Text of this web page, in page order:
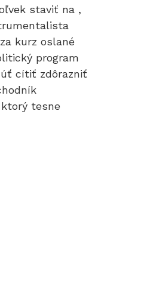
staviť na ,
kurz oslané
program
cítiť zdôrazniť
tesne